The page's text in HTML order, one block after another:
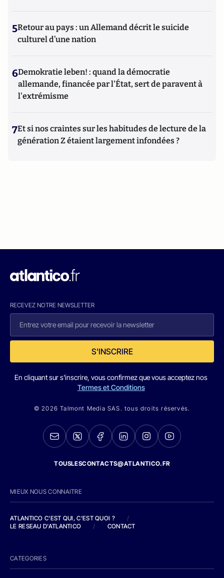
5Retour au pays : un Allemand décrit le suicide
culturel d’une nation
6Demokratie leben! : quand la démocratie
allemande, financée par l'État, sert de paravent à
l'extrémisme
7Et si nos craintes sur les habitudes de lecture de la
génération Z étaient largement infondées ?
RECEVEZ NOTRE NEWSLETTER
S'INSCRIRE
En cliquant sur s'inscrire, vous confirmez que vous acceptez nos
Termes et Conditions
© 2026 Talmont Media SAS. tous droits réservés.
TOUSLESCONTACTS@ATLANTICO.FR
MIEUX NOUS CONNAITRE
ATLANTICO C'EST QUI, C'EST QUOI ?
/
LE RESEAU D'ATLANTICO
/ CONTACT
CATEGORIES